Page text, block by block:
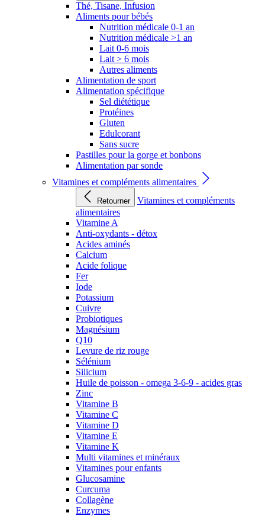
Thé, Tisane, Infusion
Aliments pour bébés
Nutrition médicale 0-1 an
Nutrition médicale >1 an
Lait 0-6 mois
Lait > 6 mois
Autres aliments
Alimentation de sport
Alimentation spécifique
Sel diététique
Protéines
Gluten
Edulcorant
Sans sucre
Pastilles pour la gorge et bonbons
Alimentation par sonde
Vitamines et compléments alimentaires
Retourner
Vitamines et compléments
alimentaires
Vitamine A
Anti-oxydants - détox
Acides aminés
Calcium
Acide folique
Fer
Iode
Potassium
Cuivre
Probiotiques
Magnésium
Q10
Levure de riz rouge
Sélénium
Silicium
Huile de poisson - omega 3-6-9 - acides gras
Zinc
Vitamine B
Vitamine C
Vitamine D
Vitamine E
Vitamine K
Multi vitamines et minéraux
Vitamines pour enfants
Glucosamine
Curcuma
Collagène
Enzymes